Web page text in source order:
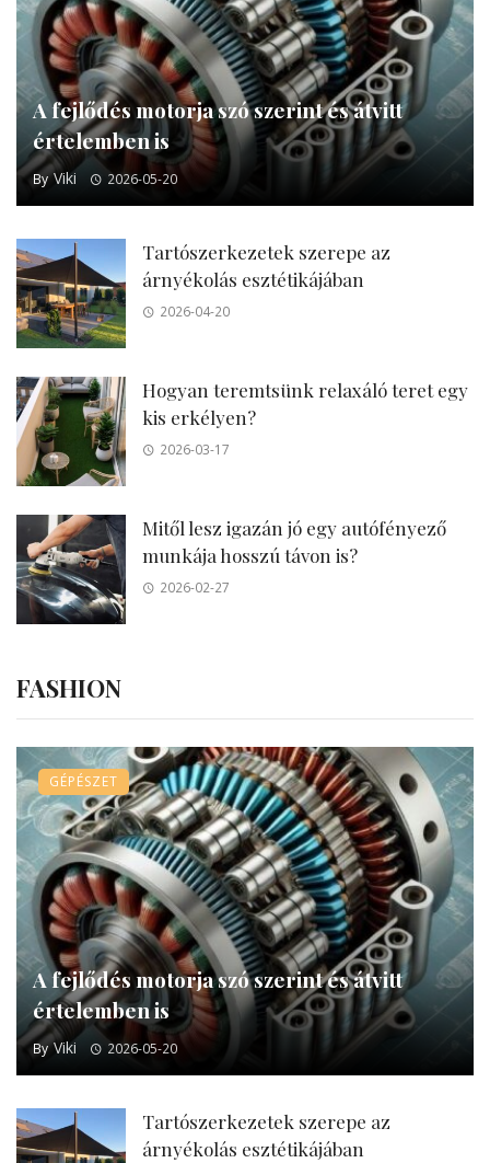
A fejlődés motorja szó szerint és átvitt
értelemben is
ByViki 2026-05-20
Tartószerkezetek szerepe az
árnyékolás esztétikájában
2026-04-20
Hogyan teremtsünk relaxáló teret egy
kis erkélyen?
2026-03-17
Mitől lesz igazán jó egy autófényező
munkája hosszú távon is?
2026-02-27
FASHION
A fejlődés motorja szó szerint és átvitt
értelemben is
ByViki 2026-05-20
GÉPÉSZET
Tartószerkezetek szerepe az
árnyékolás esztétikájában